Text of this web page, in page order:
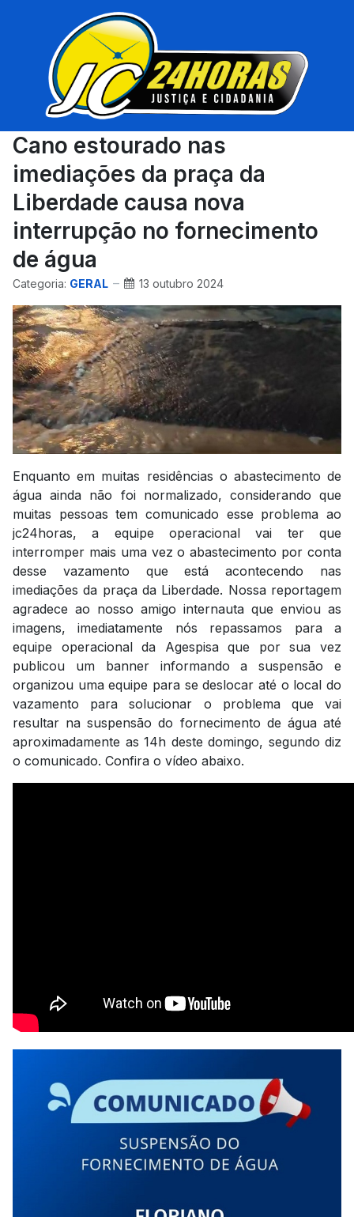
Cano estourado nas
imediações da praça da
Liberdade causa nova
interrupção no fornecimento
de água
Categoria: GERAL 13 outubro 2024
Enquanto em muitas residências o abastecimento de
água ainda não foi normalizado, considerando que
muitas pessoas tem comunicado esse problema ao
jc24horas, a equipe operacional vai ter que
interromper mais uma vez o abastecimento por conta
desse vazamento que está acontecendo nas
imediações da praça da Liberdade. Nossa reportagem
agradece ao nosso amigo internauta que enviou as
imagens, imediatamente nós repassamos para a
equipe operacional da Agespisa que por sua vez
publicou um banner informando a suspensão e
organizou uma equipe para se deslocar até o local do
vazamento para solucionar o problema que vai
resultar na suspensão do fornecimento de água até
aproximadamente as 14h deste domingo, segundo diz
o comunicado. Confira o vídeo abaixo.